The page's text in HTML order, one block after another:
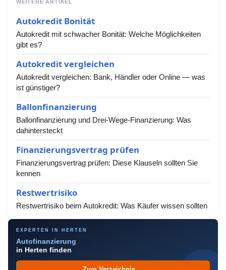
WEITERE ARTIKEL
Autokredit Bonität
Autokredit mit schwacher Bonität: Welche Möglichkeiten
gibt es?
Autokredit vergleichen
Autokredit vergleichen: Bank, Händler oder Online — was
ist günstiger?
Ballonfinanzierung
Ballonfinanzierung und Drei-Wege-Finanzierung: Was
dahintersteckt
Finanzierungsvertrag prüfen
Finanzierungsvertrag prüfen: Diese Klauseln sollten Sie
kennen
Restwertrisiko
Restwertrisiko beim Autokredit: Was Käufer wissen sollten
EXPERTEN IN HERTEN
Autofinanzierung
in Herten finden